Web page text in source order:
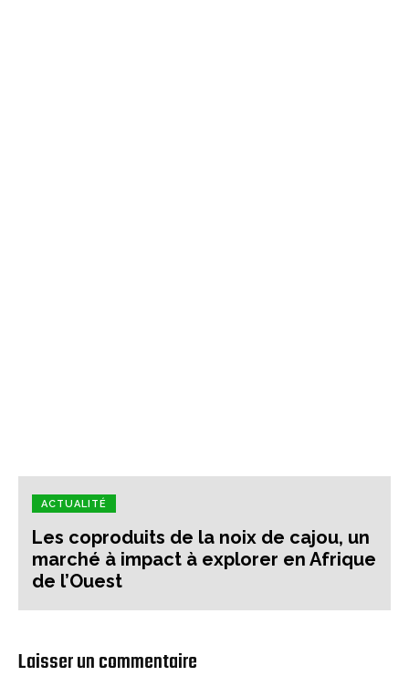
ACTUALITÉ
Les coproduits de la noix de cajou, un
marché à impact à explorer en Afrique
de l’Ouest
Laisser un commentaire